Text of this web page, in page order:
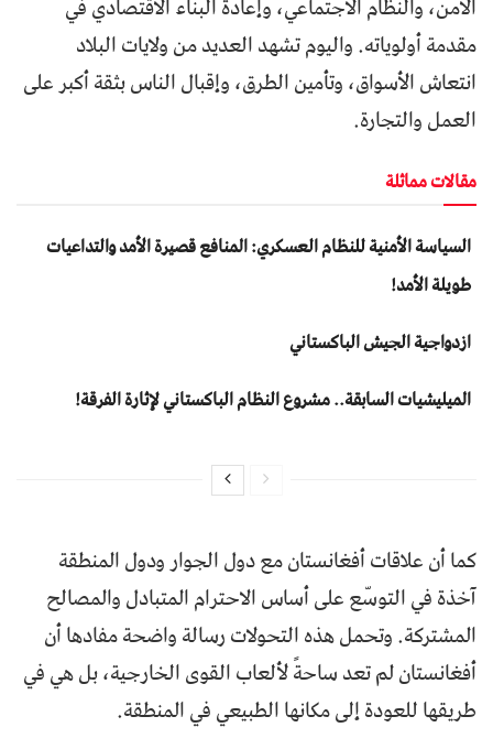
الأمن، والنظام الاجتماعي، وإعادة البناء الاقتصادي في
مقدمة أولوياته. واليوم تشهد العديد من ولايات البلاد
انتعاش الأسواق، وتأمين الطرق، وإقبال الناس بثقة أكبر على
العمل والتجارة.
مقالات مماثلة
السياسة الأمنية للنظام العسكري: المنافع قصيرة الأمد والتداعيات
طويلة الأمد!
ازدواجية الجيش الباكستاني
المیلیشیات السابقة.. مشروع النظام الباكستاني لإثارة الفرقة!
كما أن علاقات أفغانستان مع دول الجوار ودول المنطقة
آخذة في التوسّع على أساس الاحترام المتبادل والمصالح
المشتركة. وتحمل هذه التحولات رسالة واضحة مفادها أن
أفغانستان لم تعد ساحةً لألعاب القوى الخارجية، بل هي في
طريقها للعودة إلى مكانها الطبيعي في المنطقة.